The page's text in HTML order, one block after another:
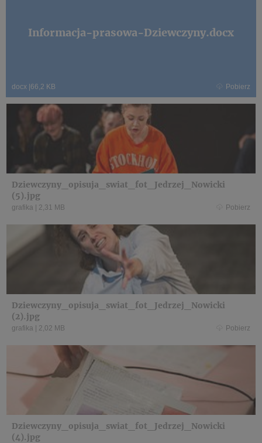
Informacja-prasowa-Dziewczyny.docx
docx |66,2 KB Pobierz
Dziewczyny_opisuja_swiat_fot_Jedrzej_Nowicki
(5).jpg
grafika | 2,31 MB Pobierz
Dziewczyny_opisuja_swiat_fot_Jedrzej_Nowicki
(2).jpg
grafika | 2,02 MB Pobierz
Dziewczyny_opisuja_swiat_fot_Jedrzej_Nowicki
(4).jpg